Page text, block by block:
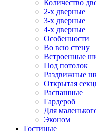
Количество
2-х дверные
3-х дверные
4-х дверные
Особенности
Во всю стену
Встроенные
Под потолок
Раздвижные
Открытая
Распашные
Гардероб
Для
Эконом
Гостиные